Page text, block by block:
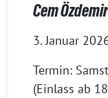
Cem
3. Januar
Termin:
(Einlass ab